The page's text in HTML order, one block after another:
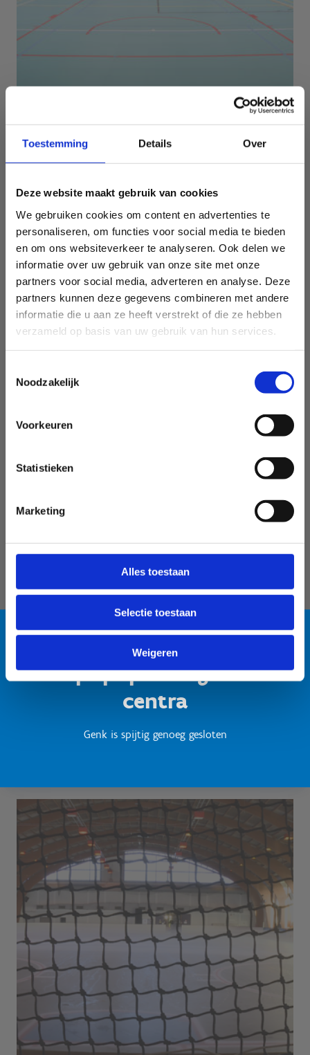
Toestemming Details Over
Deze website maakt gebruik van cookies
We gebruiken cookies om content en advertenties te
personaliseren, om functies voor social media te bieden
en om ons websiteverkeer te analyseren. Ook delen we
informatie over uw gebruik van onze site met onze
partners voor social media, adverteren en analyse. Deze
partners kunnen deze gegevens combineren met andere
informatie die u aan ze heeft verstrekt of die ze hebben
verzameld op basis van uw gebruik van hun services.
Noodzakelijk
Voorkeuren
Statistieken
Marketing
Alles toestaan
Selectie toestaan
Weigeren
Test popup titel gesloten
centra
Genk is spijtig genoeg gesloten
Sport Vlaanderen Herentals
Sport Vlaanderen Heusden-Zolder